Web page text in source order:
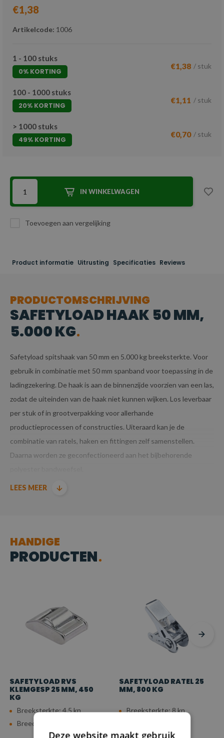
€1,38
Artikelcode: 1006
1 - 100 stuks
0% KORTING
€1,38 / stuk
100 - 1000 stuks
20% KORTING
€1,11 / stuk
> 1000 stuks
49% KORTING
€0,70 / stuk
IN WINKELWAGEN
Toevoegen aan vergelijking
Product informatie Uitrusting Specificaties Reviews
PRODUCTOMSCHRIJVING
SAFETYLOAD HAAK 50 MM,
5.000 KG
Safetyload spitshaak van 50 mm en 5.000 kg breeksterkte. Voor
gebruik in combinatie met 50 mm spanband voor toepassing in de
ladingzekering. De haak is aan de binnenzijde voorzien van een las,
zodat de uiteinden van de haak niet kunnen wijken. Los leverbaar
per stuk of in grootverpakking voor allerhande
productieprocessen of constructies. Uiteraard kan je de
combinatie van ratels, haken en fittingen zelf samenstellen.
Daarna worden ze geconfectioneerd aan het bijbehorende
LEES MEER
HANDIGE
PRODUCTEN
SAFETYLOAD RVS
KLEMGESP 25 MM, 450
KG
Breeksterkte: 4.5 kn
Breedte: 25 mm
SAFETYLOAD RATEL 25
MM, 800 KG
Breeksterkte: 8 kn
Deze website maakt gebruik